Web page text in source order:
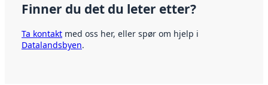
Finner du det du leter etter?
Ta kontakt med oss her, eller spør om hjelp i
Datalandsbyen.